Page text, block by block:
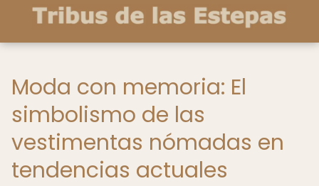
Moda con memoria: El
simbolismo de las
vestimentas nómadas en
tendencias actuales